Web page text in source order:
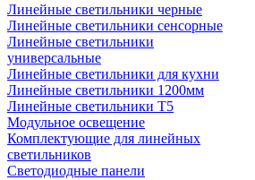
Линейные светильники черные
Линейные светильники сенсорные
Линейные светильники
универсальные
Линейные светильники для кухни
Линейные светильники 1200мм
Линейные светильники Т5
Модульное освещение
Комплектующие для линейных
светильников
Светодиодные панели